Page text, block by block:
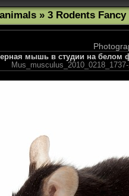
» 3 Rodents Fancy
мышь в студии на белом